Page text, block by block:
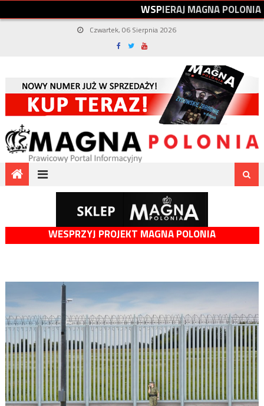
WSPIERAJMAGNAPOLONIA
Czwartek, 06 Sierpnia 2026
WESPRZYJ PROJEKT MAGNA POLONIA